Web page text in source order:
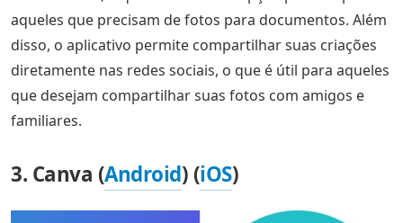
aqueles que precisam de fotos para documentos. Além
disso, o aplicativo permite compartilhar suas criações
diretamente nas redes sociais, o que é útil para aqueles
que desejam compartilhar suas fotos com amigos e
familiares.
3. Canva (Android) (iOS)